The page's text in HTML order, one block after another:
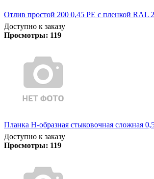
Отлив простой 200 0,45 PE с пленкой RAL
Доступно к заказу
Просмотры: 119
Планка Н-образная стыковочная сложная
Доступно к заказу
Просмотры: 119